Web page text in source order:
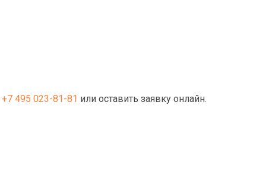
+7 495 023-81-81 или оставить заявку онлайн.